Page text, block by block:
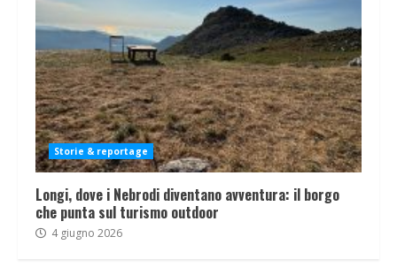
Storie & reportage
Longi, dove i Nebrodi diventano avventura: il borgo
che punta sul turismo outdoor
4 giugno 2026